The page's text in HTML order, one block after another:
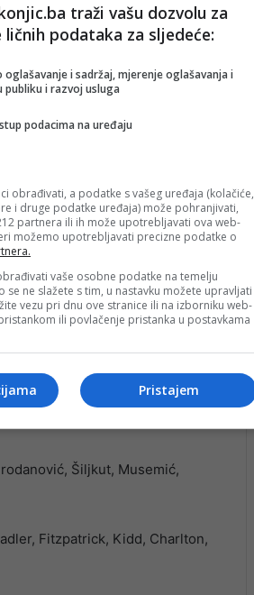
Šiljkut, Musemić,
Fitzpatrick, Kidd, Charlton,
traži vašu dozvolu za
podataka za sljedeće:
oglašavanje i sadržaj, mjerenje oglašavanja i
publiku i razvoj usluga
podacima na uređaju
obrađivati, a podatke s vašeg uređaja (kolačiće,
i druge podatke uređaja) može pohranjivati,
partnera ili ih može upotrebljavati ova web-
možemo upotrebljavati precizne podatke o
vaše osobne podatke na temelju
se ne slažete s tim, u nastavku možete upravljati
vezu pri dnu ove stranice ili na izborniku web-
ili povlačenje pristanka u postavkama
Pristajem